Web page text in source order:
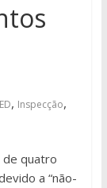
, Inspecção,
de quatro
a “não-